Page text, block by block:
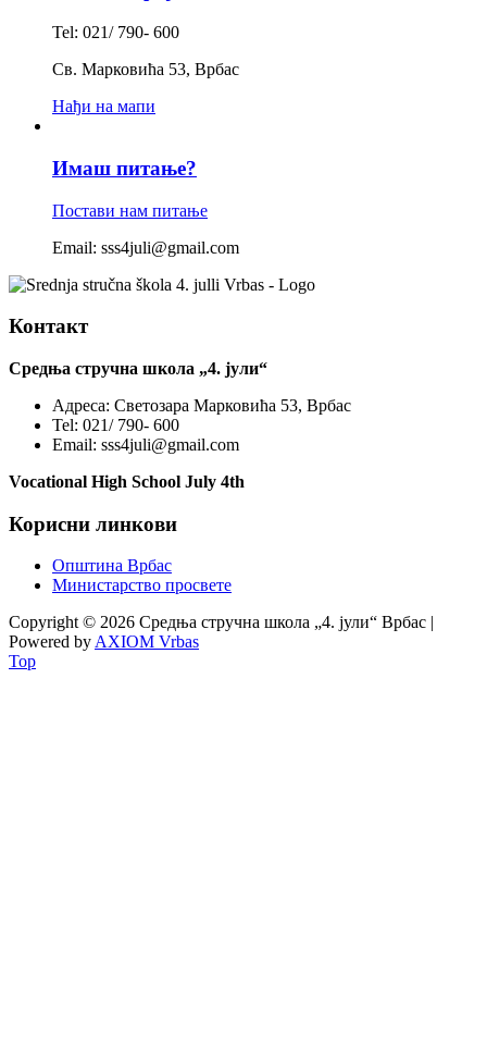
Tel: 021/ 790- 600
Св. Марковића 53, Врбас
Нађи на мапи
Имаш питање?
Постави нам питање
Email: sss4juli@gmail.com
Контакт
Средња стручна школа „4. јули“
Адреса: Светозара Марковића 53, Врбас
Tel: 021/ 790- 600
Email: sss4juli@gmail.com
Vocational High School July 4th
Корисни линкови
Општина Врбас
Министарство просвете
Copyright © 2026 Средња стручна школа „4. јули“ Врбас |
Powered byAXIOM Vrbas
Top